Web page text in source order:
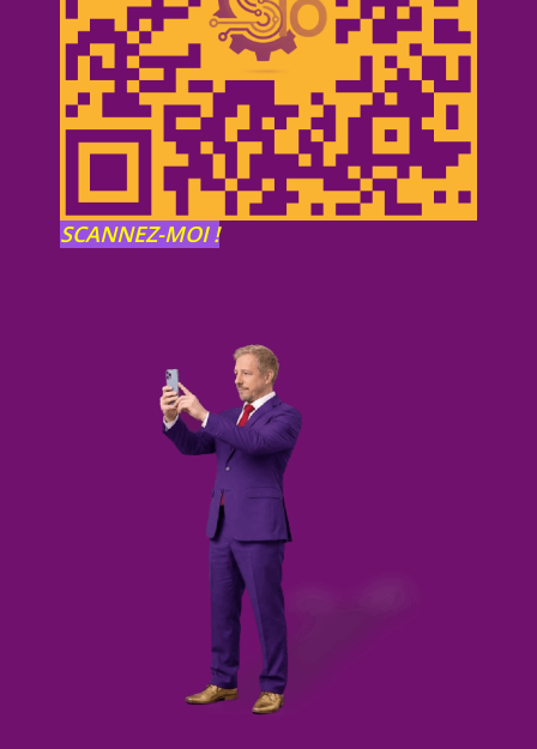
SCANNEZ-MOI !